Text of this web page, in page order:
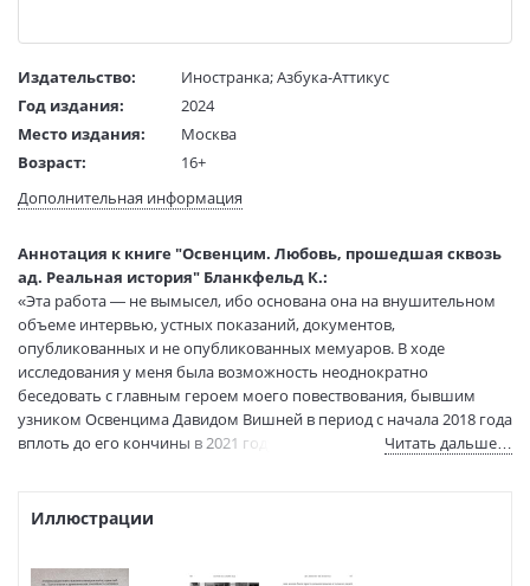
Издательство: Иностранка;Азбука-Аттикус
Год издания:
2024
Место издания:
Москва
Возраст:
16+
Язык текста:
русский
Перевод:
Агафонова Г.И.
Тип обложки:
Твердый переплет
Формат:
60х88 1/16
Размеры в мм
(ДхШхВ):
215x145x34
Вес:
755 гр.
Страниц:
512
Тираж:
3000 экз.
ISBN:
Дополнительная информация
Аннотация к книге "Освенцим. Любовь, прошедшая сквозь
ад. Реальная история" Бланкфельд К.:
«Эта работа — не вымысел, ибо основана она на внушительном
объеме интервью, устных показаний, документов,
опубликованных и не опубликованных мемуаров. В ходе
исследования у меня была возможность неоднократно
беседовать с главным героем моего повествования, бывшим
узником Освенцима Давидом Вишней в период с начала 2018 года
вплоть до его кончины в 2021 году. А вот главную героиню - Хелен
а главное — недавно обнаруженную рукопись воспоминаний.»
Читать дальше…
Иллюстрации